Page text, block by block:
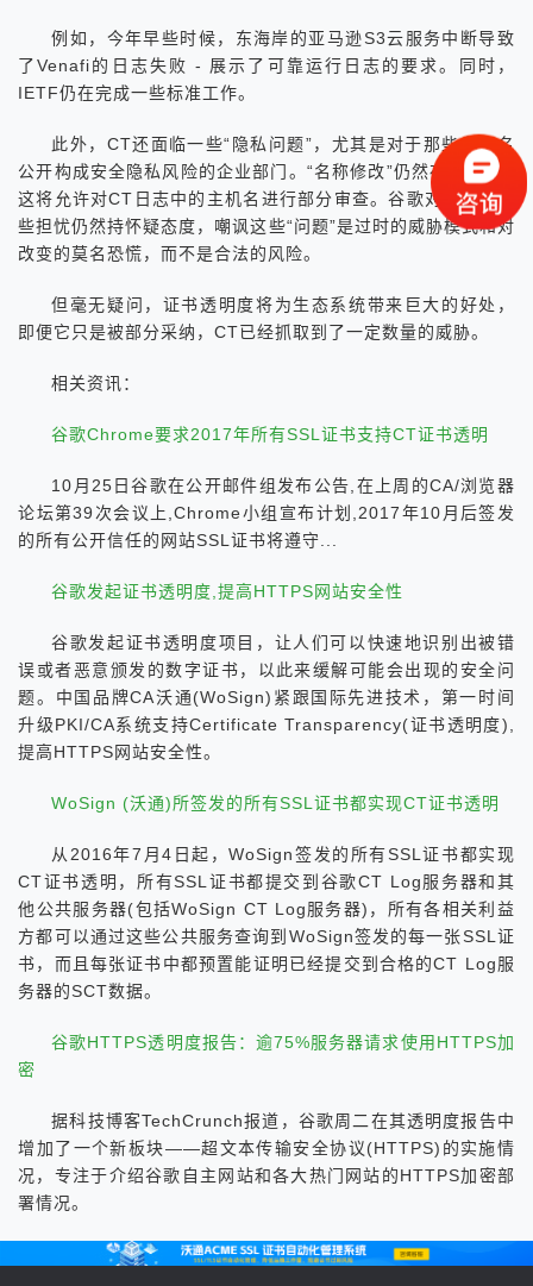
例如，今年早些时候，东海岸的亚马逊S3云服务中断导致
了Venafi的日志失败 - 展示了可靠运行日志的要求。同时，
IETF仍在完成一些标准工作。
此外，CT还面临一些“隐私问题”，尤其是对于那些主机名
公开构成安全隐私风险的企业部门。“名称修改”仍然存在争议 -
这将允许对CT日志中的主机名进行部分审查。谷歌对大多数这
些担忧仍然持怀疑态度，嘲讽这些“问题”是过时的威胁模式和对
改变的莫名恐慌，而不是合法的风险。
但毫无疑问，证书透明度将为生态系统带来巨大的好处，
即便它只是被部分采纳，CT已经抓取到了一定数量的威胁。
相关资讯：
谷歌Chrome要求2017年所有SSL证书支持CT证书透明
10月25日谷歌在公开邮件组发布公告,在上周的CA/浏览器
论坛第39次会议上,Chrome小组宣布计划,2017年10月后签发
的所有公开信任的网站SSL证书将遵守...
谷歌发起证书透明度,提高HTTPS网站安全性
谷歌发起证书透明度项目，让人们可以快速地识别出被错
误或者恶意颁发的数字证书，以此来缓解可能会出现的安全问
题。中国品牌CA沃通(WoSign)紧跟国际先进技术，第一时间
升级PKI/CA系统支持Certificate Transparency(证书透明度),
提高HTTPS网站安全性。
WoSign (沃通)所签发的所有SSL证书都实现CT证书透明
从2016年7月4日起，WoSign签发的所有SSL证书都实现
CT证书透明，所有SSL证书都提交到谷歌CT Log服务器和其
他公共服务器(包括WoSign CT Log服务器)，所有各相关利益
方都可以通过这些公共服务查询到WoSign签发的每一张SSL证
书，而且每张证书中都预置能证明已经提交到合格的CT Log服
务器的SCT数据。
谷歌HTTPS透明度报告：逾75%服务器请求使用HTTPS加
密
据科技博客TechCrunch报道，谷歌周二在其透明度报告中
增加了一个新板块——超文本传输安全协议(HTTPS)的实施情
况，专注于介绍谷歌自主网站和各大热门网站的HTTPS加密部
署情况。